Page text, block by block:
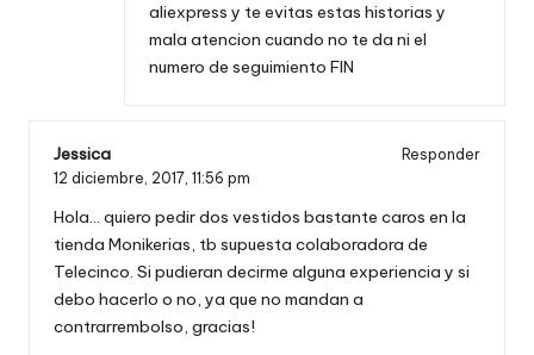
aliexpress y te evitas estas historias y
mala atencion cuando no te da ni el
numero de seguimiento FIN
Jessica
Responder
12 diciembre, 2017, 11:56 pm
Hola… quiero pedir dos vestidos bastante caros en la
tienda Monikerias, tb supuesta colaboradora de
Telecinco. Si pudieran decirme alguna experiencia y si
debo hacerlo o no, ya que no mandan a
contrarrembolso, gracias!